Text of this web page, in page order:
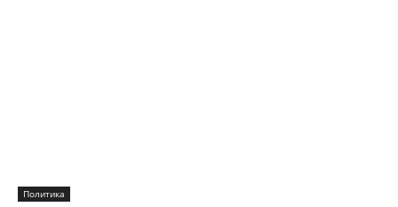
Политика